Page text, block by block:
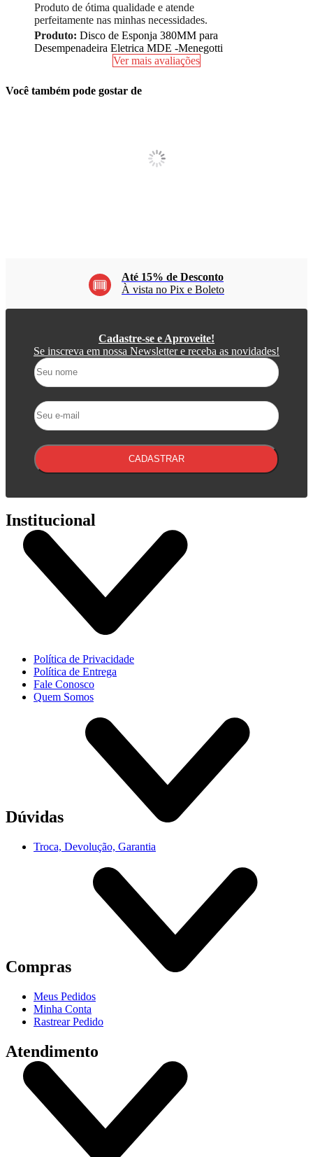
Produto de ótima qualidade e atende
perfeitamente nas minhas necessidades.
Produto: Disco de Esponja 380MM para
Desempenadeira Eletrica MDE -Menegotti
Ver mais avaliações
Você também pode gostar de
Até 15% de Desconto
À vista no Pix e Boleto
Cadastre-se e Aproveite!
Se inscreva em nossa Newsletter e receba as novidades!
CADASTRAR
Institucional
Política de Privacidade
Política de Entrega
Fale Conosco
Quem Somos
Dúvidas
Troca, Devolução, Garantia
Compras
Meus Pedidos
Minha Conta
Rastrear Pedido
Atendimento